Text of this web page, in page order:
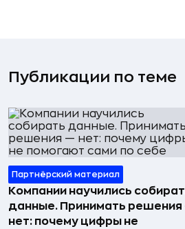
Публикации по теме
Партнёрский материал
Компании научились
данные. Принимать решения
нет: почему цифры не